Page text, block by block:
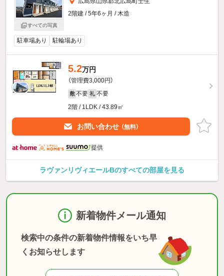
すべての写真
2階建 / 5年6ヶ月 / 木造
駐車場あり 駐輪場あり
5.2万円
（管理費3,000円）
敷 不要 礼 不要
2階 / 1LDK / 43.89㎡
お問い合わせ （無料）
提供
ラヴァンリヴィエールBのすべての部屋を見る
新着物件メール通知
検索中の条件の新着物件情報をいち早
くお知らせします